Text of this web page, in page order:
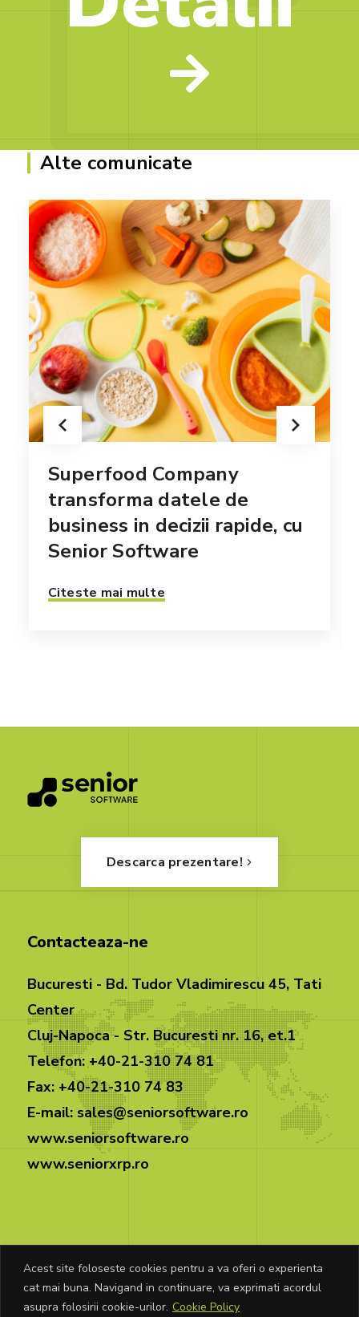
Acest site foloseste cookies pentru a va oferi o experienta
cat mai buna. Navigand in continuare, va exprimati acordul
asupra folosirii cookie-urilor. Cookie Policy
Alte comunicate
Superfood Company
transforma datele de
business in decizii rapide, cu
Senior Software
Citeste mai multe
Descarca prezentare!
Contacteaza-ne
Bucuresti - Bd. Tudor Vladimirescu 45, Tati
Center
Cluj-Napoca - Str. Bucuresti nr. 16, et.1
Telefon: +40-21-310 74 81
Fax: +40-21-310 74 83
E-mail: sales@seniorsoftware.ro
www.seniorsoftware.ro
www.seniorxrp.ro
© Copyright Senior Software 2026. Toate